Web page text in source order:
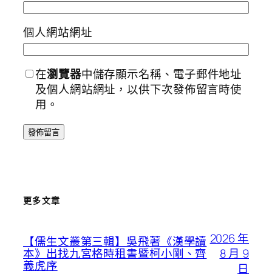
個人網站網址
在瀏覽器中儲存顯示名稱、電子郵件地址
及個人網站網址，以供下次發佈留言時使
用。
更多文章
【儒生文叢第三輯】吳飛著《漢學讀
本》出找九宮格時租書暨柯小剛、齊
義虎序
2026 年
8 月 9
日